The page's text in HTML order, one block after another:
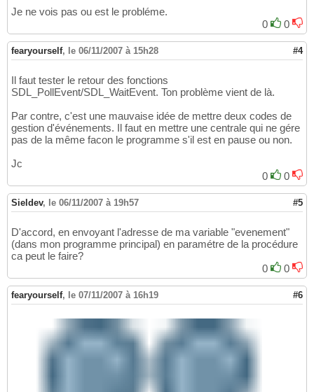
Je ne vois pas ou est le probléme.
0
0
fearyourself, le 06/11/2007 à 15h28 #4
Il faut tester le retour des fonctions
SDL_PollEvent/SDL_WaitEvent. Ton problème vient de là.
Par contre, c'est une mauvaise idée de mettre deux codes de
gestion d'événements. Il faut en mettre une centrale qui ne gére
pas de la même facon le programme s'il est en pause ou non.
Jc
0
0
Sieldev, le 06/11/2007 à 19h57 #5
D'accord, en envoyant l'adresse de ma variable "evenement"
(dans mon programme principal) en paramétre de la procédure
ca peut le faire?
0
0
fearyourself, le 07/11/2007 à 16h19 #6